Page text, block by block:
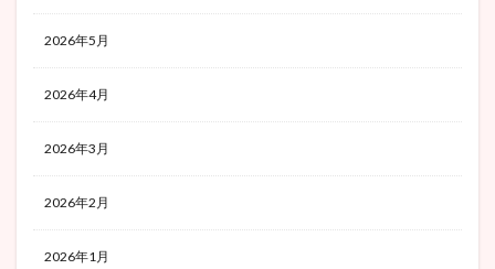
2026年5月
2026年4月
2026年3月
2026年2月
2026年1月